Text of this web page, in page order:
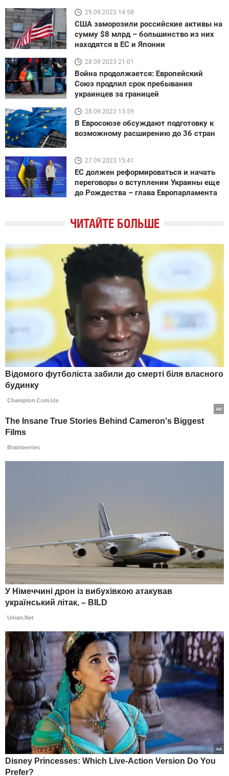
29.09.2023 14:58
США заморозили российские активы на
сумму $8 млрд – большинство из них
находятся в ЕС и Японии
28.09.2023 21:01
Война продолжается: Европейский
Союз продлил срок пребывания
украинцев за границей
28.09.2023 13:59
В Евросоюзе обсуждают подготовку к
возможному расширению до 36 стран
27.09.2023 15:41
ЕС должен реформироваться и начать
переговоры о вступлении Украины еще
до Рождества – глава Европарламента
ЧИТАЙТЕ БОЛЬШЕ